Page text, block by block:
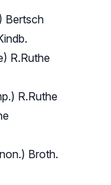
Bertsch
R.Ruthe
R.Ruthe
Broth.